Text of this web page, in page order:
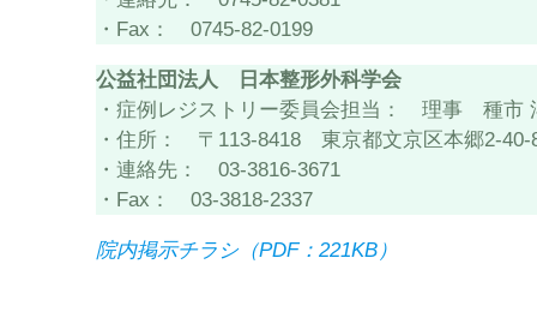
・Fax： 0745-82-0199
公益社団法人 日本整形外科学会
・症例レジストリー委員会担当： 理事 種市
・住所： 〒113-8418 東京都文京区本郷2-40-
・連絡先： 03-3816-3671
・Fax： 03-3818-2337
院内掲示チラシ（PDF：221KB）